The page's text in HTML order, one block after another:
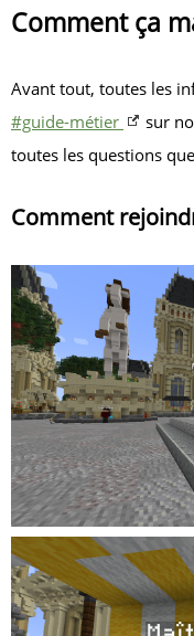
Comment ça
Avant tout, toutes les
#guide-métier
sur
toutes les questions
Comment